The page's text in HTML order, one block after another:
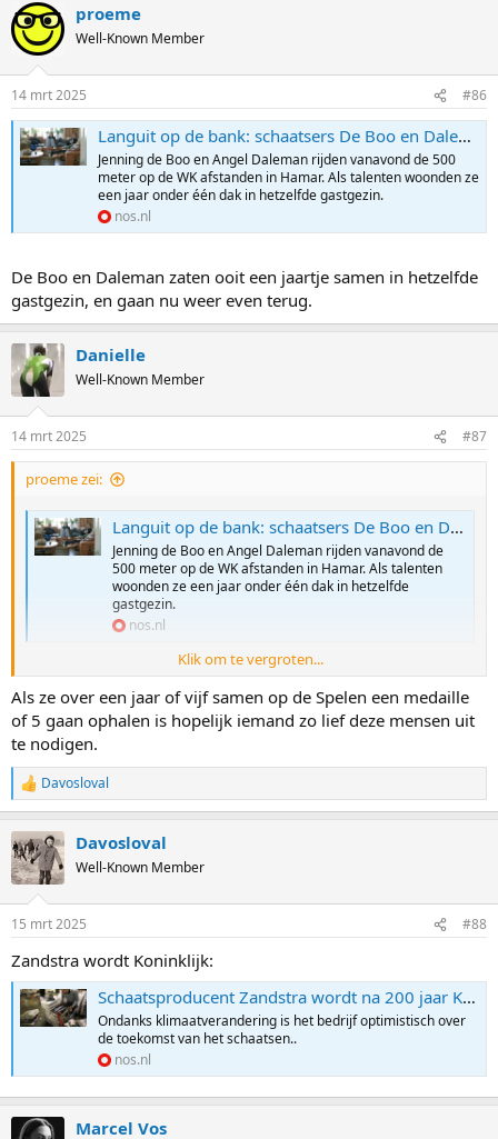
c
t
i
s
:
proeme
Well-Known Member
14 mrt 2025 #86
Languit op de bank: schaatsers De Boo en Daleman op bezoek bij hun oude gastgezin
Jenning de Boo en Angel Daleman rijden vanavond de 500
meter op de WK afstanden in Hamar. Als talenten woonden ze
een jaar onder één dak in hetzelfde gastgezin.
nos.nl
De Boo en Daleman zaten ooit een jaartje samen in hetzelfde
gastgezin, en gaan nu weer even terug.
Danielle
Well-Known Member
14 mrt 2025 #87
proeme zei:
Languit op de bank: schaatsers De Boo en Daleman op bezoek bij hun oude gastgezin
Jenning de Boo en Angel Daleman rijden vanavond de
500 meter op de WK afstanden in Hamar. Als talenten
woonden ze een jaar onder één dak in hetzelfde
gastgezin.
nos.nl
De Boo en Daleman zaten ooit een jaartje samen in hetzelfde
gastgezin, en gaan nu weer even terug.
Klik om te vergroten...
Als ze over een jaar of vijf samen op de Spelen een medaille
of 5 gaan ophalen is hopelijk iemand zo lief deze mensen uit
te nodigen.
R
e
c
t
i
n
s
Davosloval
Davosloval
Well-Known Member
15 mrt 2025 #88
Zandstra wordt Koninklijk:
Schaatsproducent Zandstra wordt na 200 jaar Koninklijk
Ondanks klimaatverandering is het bedrijf optimistisch over
de toekomst van het schaatsen..
nos.nl
Marcel Vos